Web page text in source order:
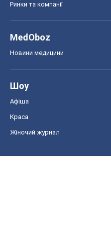
Ринки та компанії
MedOboz
Новини медицини
Шоу
Афіша
Краса
Жіночий журнал